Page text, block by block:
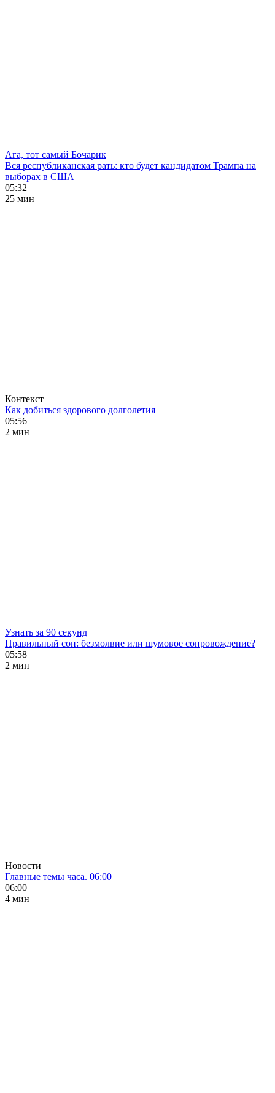
Ага, тот самый Бочарик
Вся республиканская рать: кто будет кандидатом Трампа на
выборах в США
05:32
25 мин
Контекст
Как добиться здорового долголетия
05:56
2 мин
Узнать за 90 секунд
Правильный сон: безмолвие или шумовое сопровождение?
05:58
2 мин
Новости
Главные темы часа. 06:00
06:00
4 мин